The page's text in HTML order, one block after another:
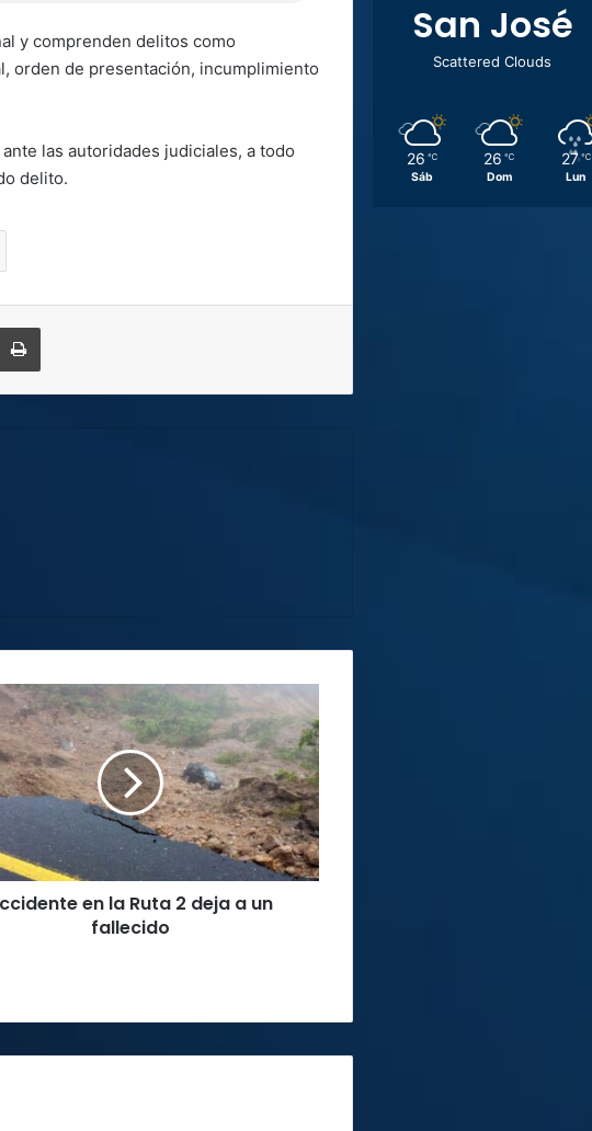
y comprenden delitos como
orden de presentación, incumplimiento
las autoridades judiciales, a todo
delito.
por correo electrónicoImprimir
en la Ruta 2 deja a un
fallecido
San José
Scattered Clouds
26 ℃
Sáb
26 ℃
Dom
27 ℃
Lun